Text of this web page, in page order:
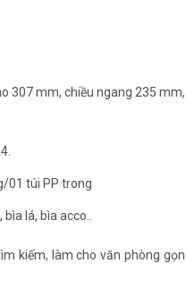
307 mm, chiều ngang 235 mm,
01 túi PP trong
lá, bìa acco..
kiếm, làm cho văn phòng gọn